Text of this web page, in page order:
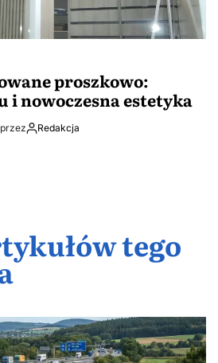
proszkowo:
i nowoczesna estetyka
Redakcja
tego